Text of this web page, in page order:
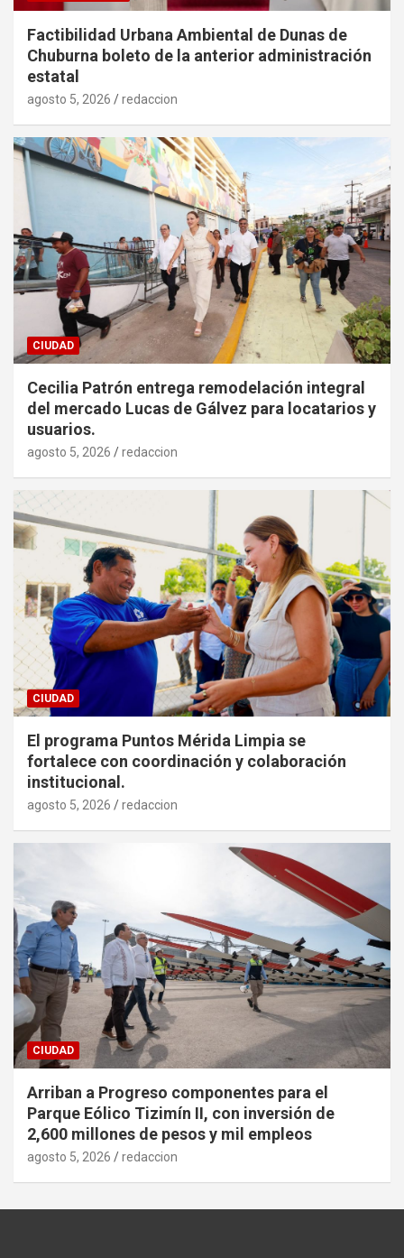
Factibilidad Urbana Ambiental de Dunas de
Chuburna boleto de la anterior administración
estatal
agosto 5, 2026 redaccion
CIUDAD
Cecilia Patrón entrega remodelación integral
del mercado Lucas de Gálvez para locatarios y
usuarios.
agosto 5, 2026 redaccion
CIUDAD
El programa Puntos Mérida Limpia se
fortalece con coordinación y colaboración
institucional.
agosto 5, 2026 redaccion
CIUDAD
Arriban a Progreso componentes para el
Parque Eólico Tizimín II, con inversión de
2,600 millones de pesos y mil empleos
agosto 5, 2026 redaccion